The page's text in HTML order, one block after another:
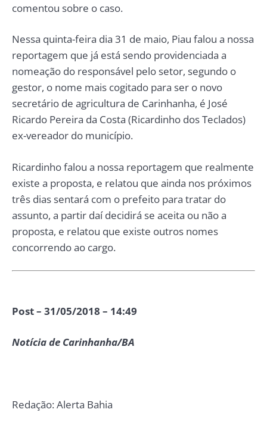
comentou sobre o caso.
Nessa quinta-feira dia 31 de maio, Piau falou a nossa
reportagem que já está sendo providenciada a
nomeação do responsável pelo setor, segundo o
gestor, o nome mais cogitado para ser o novo
secretário de agricultura de Carinhanha, é José
Ricardo Pereira da Costa (Ricardinho dos Teclados)
ex-vereador do município.
Ricardinho falou a nossa reportagem que realmente
existe a proposta, e relatou que ainda nos próximos
três dias sentará com o prefeito para tratar do
assunto, a partir daí decidirá se aceita ou não a
proposta, e relatou que existe outros nomes
concorrendo ao cargo.
Post – 31/05/2018 – 14:49
Notícia de Carinhanha/BA
Redação: Alerta Bahia